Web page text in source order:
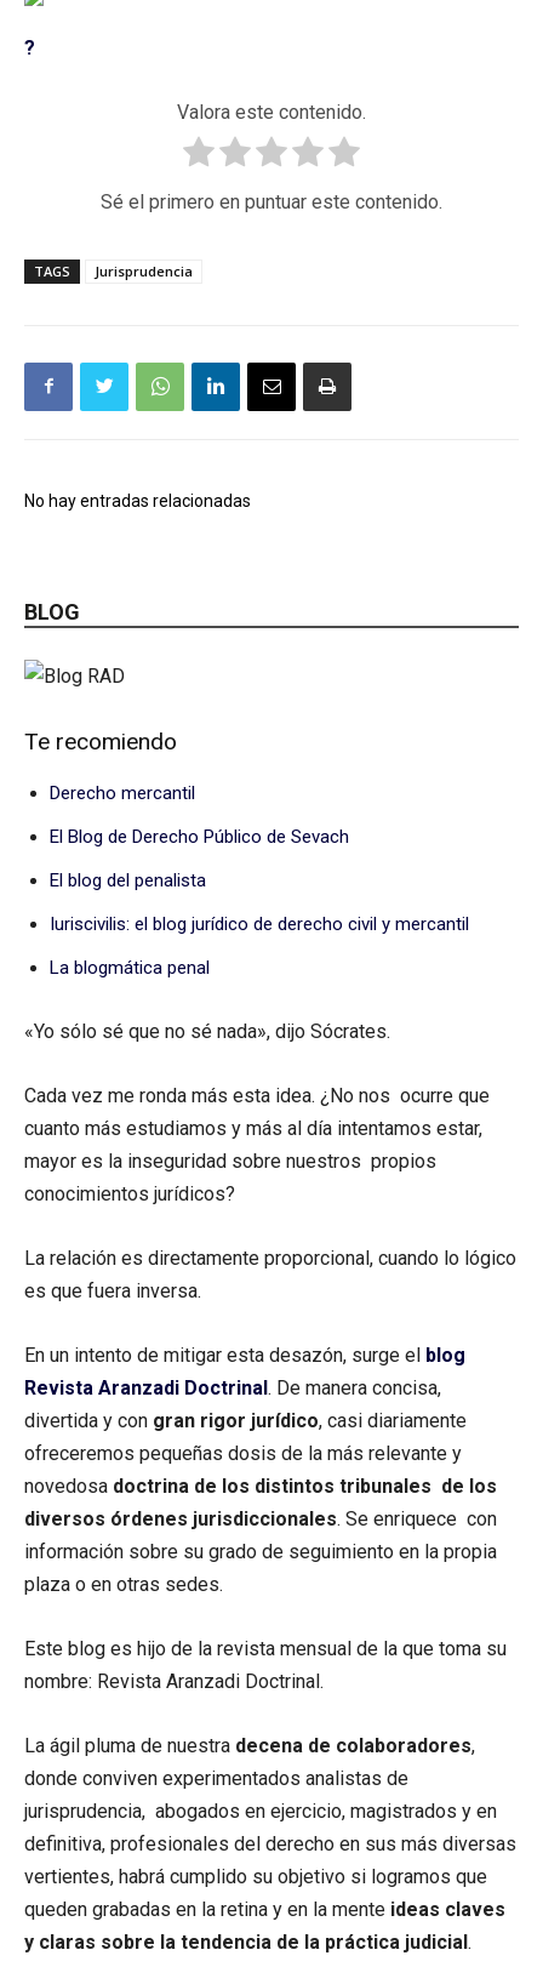
?
Valora este contenido.
Sé el primero en puntuar este contenido.
TAGS Jurisprudencia
No hay entradas relacionadas
BLOG
Te recomiendo
Derecho mercantil
El Blog de Derecho Público de Sevach
El blog del penalista
Iuriscivilis: el blog jurídico de derecho civil y mercantil
La blogmática penal
«Yo sólo sé que no sé nada», dijo Sócrates.
Cada vez me ronda más esta idea. ¿No nos ocurre que
cuanto más estudiamos y más al día intentamos estar,
mayor es la inseguridad sobre nuestros propios
conocimientos jurídicos?
La relación es directamente proporcional, cuando lo lógico
es que fuera inversa.
En un intento de mitigar esta desazón, surge el blog
Revista Aranzadi Doctrinal. De manera concisa,
divertida y con gran rigor jurídico, casi diariamente
ofreceremos pequeñas dosis de la más relevante y
novedosa doctrina de los distintos tribunales de los
diversos órdenes jurisdiccionales. Se enriquece con
información sobre su grado de seguimiento en la propia
plaza o en otras sedes.
Este blog es hijo de la revista mensual de la que toma su
nombre: Revista Aranzadi Doctrinal.
La ágil pluma de nuestra decena de colaboradores,
donde conviven experimentados analistas de
jurisprudencia, abogados en ejercicio, magistrados y en
definitiva, profesionales del derecho en sus más diversas
vertientes, habrá cumplido su objetivo si logramos que
queden grabadas en la retina y en la mente ideas claves
y claras sobre la tendencia de la práctica judicial.